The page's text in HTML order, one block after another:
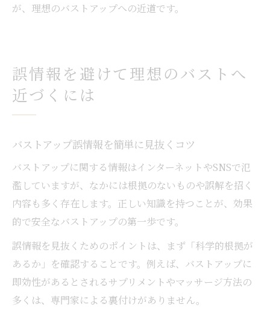
が、理想のバストアップへの近道です。
誤情報を避けて理想のバストへ
近づくには
バストアップ誤情報を簡単に見抜くコツ
バストアップに関する情報はインターネットやSNSで氾
濫していますが、なかには根拠のないものや誤解を招く
内容も多く存在します。正しい知識を持つことが、効果
的で安全なバストアップの第一歩です。
誤情報を見抜くためのポイントは、まず「科学的根拠が
あるか」を確認することです。例えば、バストアップに
即効性があるとされるサプリメントやマッサージ方法の
多くは、専門家による裏付けがありません。